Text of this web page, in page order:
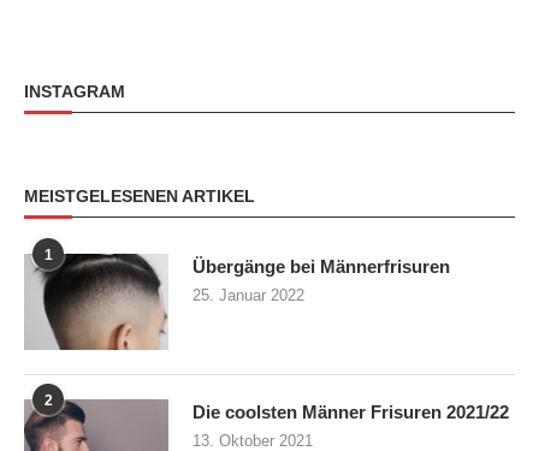
INSTAGRAM
MEISTGELESENEN ARTIKEL
1
Übergänge bei Männerfrisuren
25. Januar 2022
2
Die coolsten Männer Frisuren 2021/22
13. Oktober 2021